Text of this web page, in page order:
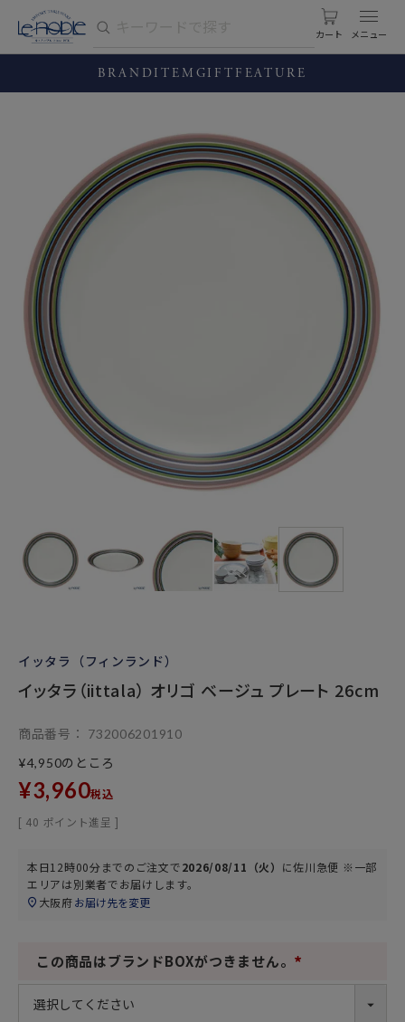
カート
BRANDITEM GIFT FEATURE
イッタラ（フィンランド）
イッタラ（iittala） オリゴ ベージュ プレート 26cm
商品番号
732006201910
¥4,950のところ
¥3,960税込
[ 40 ポイント進呈 ]
本日12時00分までのご注文で2026/08/11（火） に佐川急便 ※一部
エリアは別業者でお届けします。
大阪府お届け先を変更
この商品はブランドBOXがつきません。